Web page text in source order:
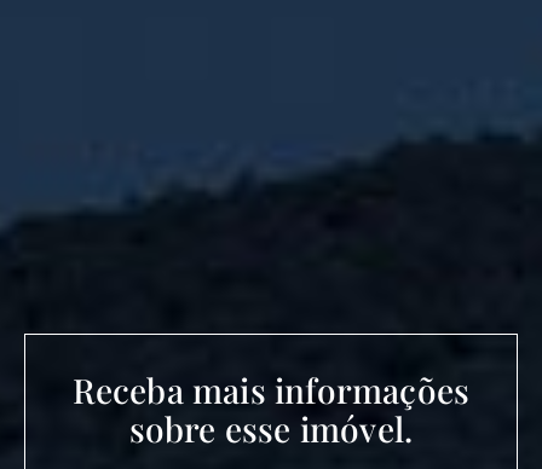
Receba mais informações
sobre esse imóvel.